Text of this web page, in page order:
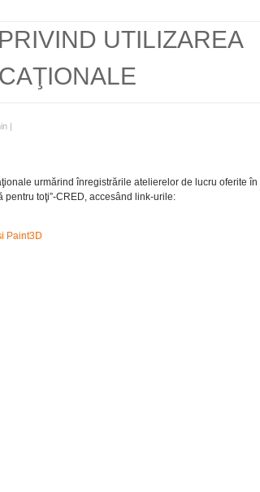
UTILIZAREA
|
urmărind înregistrările atelierelor de lucru oferite în
toţi”-CRED, accesând link-urile:
Paint3D